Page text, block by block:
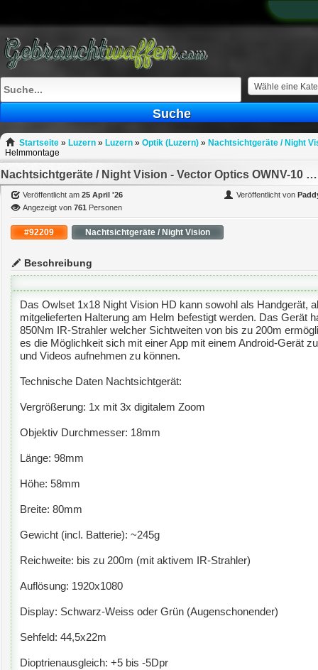
sell
What
to
buy
Stuff
Fill
Wähle eine
Suche
Startseite» Luzern» Luzern» Optik (Luzern)» Nachtsichtgeräte / Night
Helmmontage
Nachtsichtgeräte / Night Vision - Vector Optics OWNV-10 Monocular Nachtsichtgerät mit Möglichkeit zur Helmmontage
Veröffentlicht am25 April '26 Veröffentlicht von
Angezeigt von761 Personen
#92209 Nachtsichtgeräte / Night Vision
Beschreibung
Das Owlset 1x18 Night Vision HD kann sowohl als Handgerät,
mitgelieferten Halterung am Helm befestigt werden. Das Gerät
850Nm IR-Strahler welcher Sichtweiten von bis zu 200m
es die Möglichkeit sich mit einer App mit einem Android-Gerät
und Videos aufnehmen zu können.
Technische Daten Nachtsichtgerät:
Vergrößerung: 1x mit 3x digitalem Zoom
Objektiv Durchmesser: 18mm
Länge: 98mm
Höhe: 58mm
Breite: 80mm
Gewicht (incl. Batterie): ~245g
Reichweite: bis zu 200m (mit aktivem IR-Strahler)
Auflösung: 1920x1080
Display: Schwarz-Weiss oder Grün (Augenschonender)
Sehfeld: 44,5x22m
Dioptrienausgleich: +5 bis -5Dpr